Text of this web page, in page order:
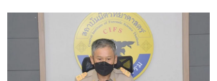
ซึ่งต้องเดินทางมาผ่าตัด รับอวัยวะ ประกอบไปด้วย หัวใจ ตับ ไต
2 ข้าง และดวงตา 2 ข้าง จากผู้ประสบอุบัติเหตุ และสมองตาย